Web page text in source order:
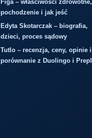
Figa – właściwości zdrowotne,
pochodzenie i jak jeść
Edyta Skotarczak – biografia,
dzieci, proces sądowy
Tutlo – recenzja, ceny, opinie i
porównanie z Duolingo i